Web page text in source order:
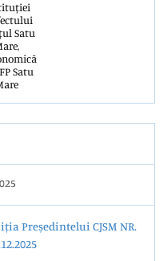
Satu
Satu
Președintelui CJSM NR.